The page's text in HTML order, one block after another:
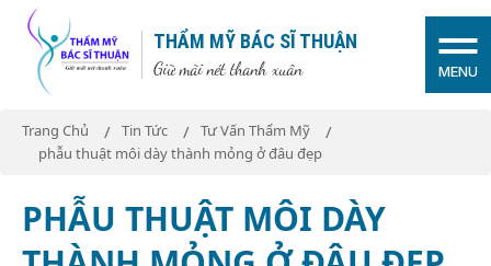
THẨM MỸ BÁC SĨ THUẬN
Giữ mãi nét thanh xuân MENU
Trang Chủ Tin Tức
Tư Vấn Thẩm Mỹ
phẫu thuật môi dày thành mỏng ở đâu đẹp
PHẪU THUẬT MÔI DÀY